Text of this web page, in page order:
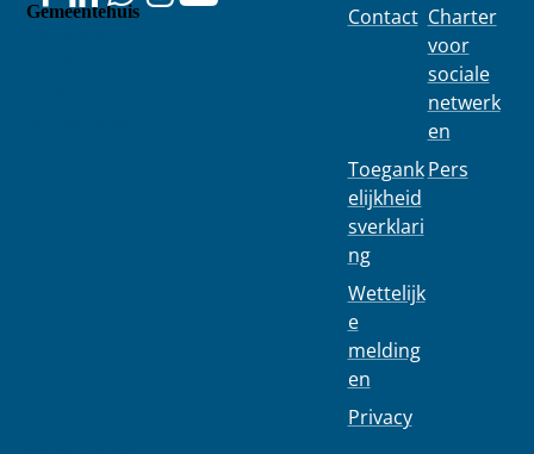
Gemeentehuis Contact
Toegank
elijkheid
sverklari
ng
Wettelijk
e
melding
en
Privacy
Charter
voor
sociale
netwerk
en
Pers